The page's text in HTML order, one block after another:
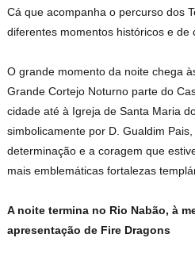
Cá que acompanha o percurso dos
diferentes momentos históricos e de
O grande momento da noite chega
Grande Cortejo Noturno parte do
cidade até à Igreja de Santa Maria
simbolicamente por D. Gualdim
determinação e a coragem que
mais emblemáticas fortalezas
A noite termina no Rio Nabão, à
apresentação de Fire Dragons